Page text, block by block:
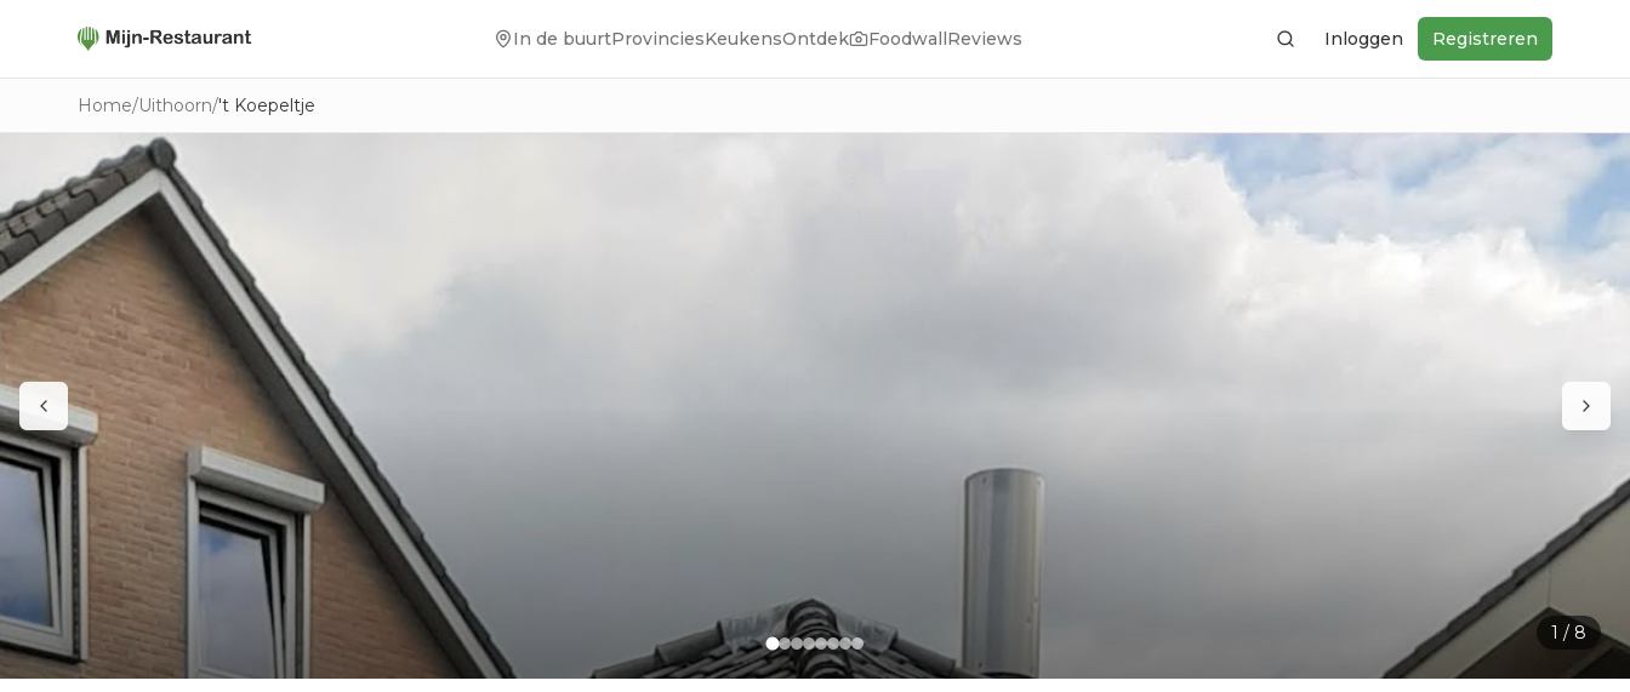
In de buurtProvinciesKeukensOntdek FoodwallReviews ZoekenInloggen Registreren
Home/Uithoorn/'t Koepeltje
1 / 8